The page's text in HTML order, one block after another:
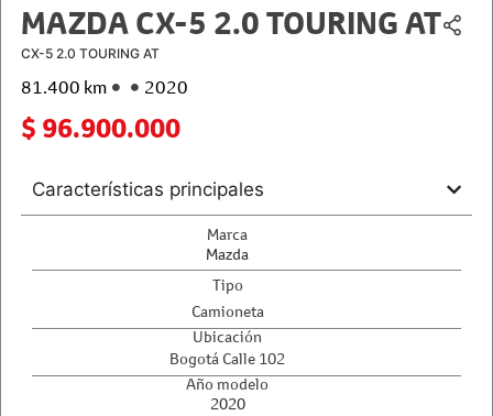
MAZDA CX-5 2.0 TOURING AT
CX-5 2.0 TOURING AT
81.400 km 2020
$ 96.900.000
Características principales
Marca
Mazda
Tipo
Camioneta
Ubicación
Bogotá Calle 102
Año modelo
2020